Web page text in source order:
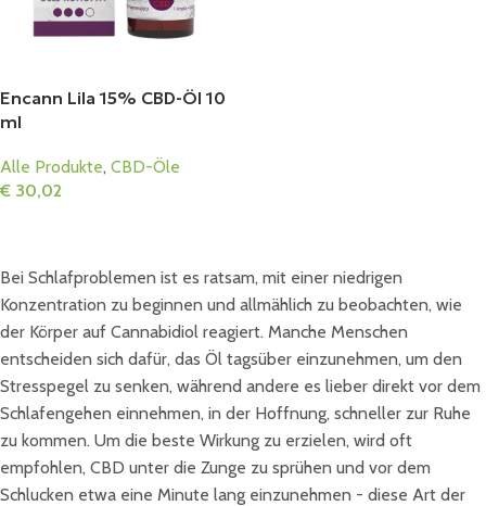
Encann Lila 15% CBD-Öl 10
ml
Alle Produkte, CBD-Öle
€ 30,02
Bei Schlafproblemen ist es ratsam, mit einer niedrigen
Konzentration zu beginnen und allmählich zu beobachten, wie
der Körper auf Cannabidiol reagiert. Manche Menschen
entscheiden sich dafür, das Öl tagsüber einzunehmen, um den
Stresspegel zu senken, während andere es lieber direkt vor dem
Schlafengehen einnehmen, in der Hoffnung, schneller zur Ruhe
zu kommen. Um die beste Wirkung zu erzielen, wird oft
empfohlen, CBD unter die Zunge zu sprühen und vor dem
Schlucken etwa eine Minute lang einzunehmen - diese Art der